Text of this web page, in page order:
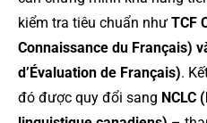
kiểm tra tiêu chuẩn như TCF
Connaissance du Français)
d’Évaluation de Français).
đó được quy đổi sang NCLC